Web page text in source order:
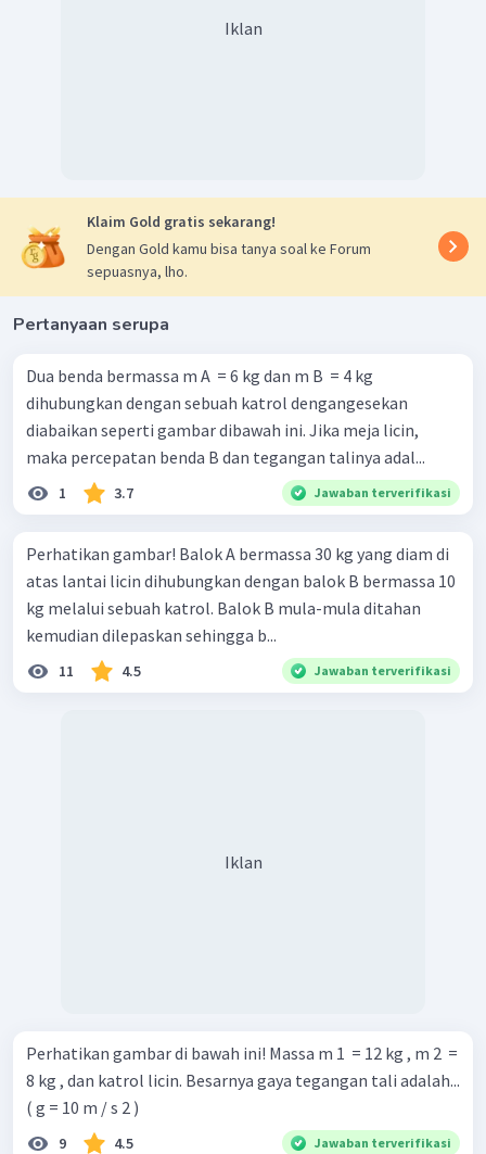
Iklan
Klaim Gold gratis sekarang!
Dengan Gold kamu bisa tanya soal ke Forum
sepuasnya, lho.
Pertanyaan serupa
Dua benda bermassa m A ​ = 6 kg dan m B ​ = 4 kg
dihubungkan dengan sebuah katrol dengangesekan
diabaikan seperti gambar dibawah ini. Jika meja licin,
maka percepatan benda B dan tegangan talinya adal...
1 3.7 Jawaban terverifikasi
Perhatikan gambar! Balok A bermassa 30 kg yang diam di
atas lantai licin dihubungkan dengan balok B bermassa 10
kg melalui sebuah katrol. Balok B mula-mula ditahan
kemudian dilepaskan sehingga b...
11 4.5 Jawaban terverifikasi
Iklan
Perhatikan gambar di bawah ini! Massa m 1 ​ = 12 kg , m 2 ​ =
8 kg , dan katrol licin. Besarnya gaya tegangan tali adalah...
( g = 10 m / s 2 )
9 4.5 Jawaban terverifikasi